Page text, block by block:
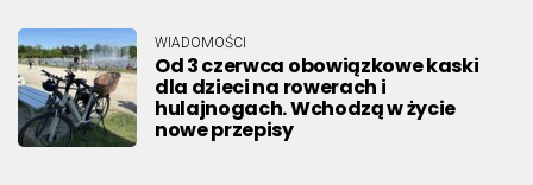
WIADOMOŚCI
Od 3 czerwca obowiązkowe kaski
dla dzieci na rowerach i
hulajnogach. Wchodzą w życie
nowe przepisy